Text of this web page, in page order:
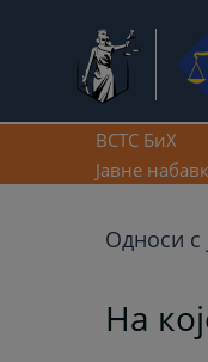
ВСТС БиХ
Јавне
Односи с
На